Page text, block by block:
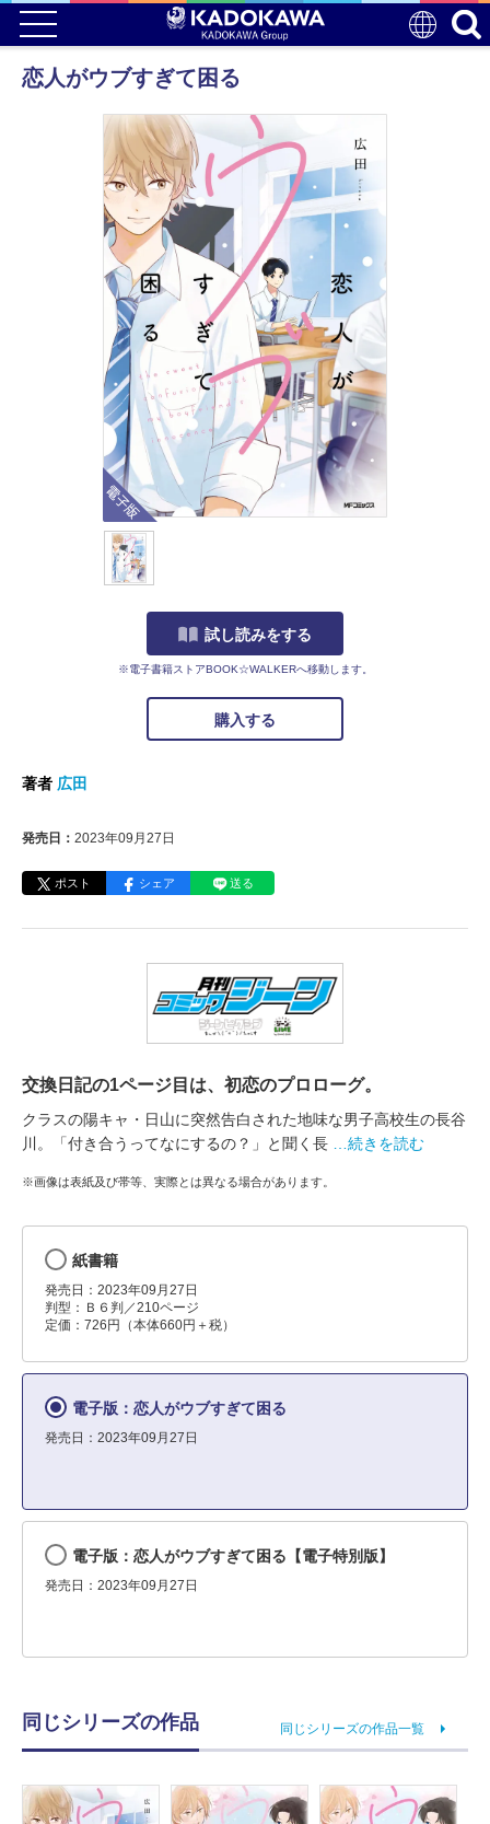
恋人がウブすぎて困る
電子版
試し読みをする
※電子書籍ストアBOOK☆WALKERへ移動します。
購入する
著者 広田
発売日： 2023年09月27日
ポスト シェア 送る
交換日記の1ページ目は、初恋のプロローグ。
クラスの陽キャ・日山に突然告白された地味な男子高校生の長谷
川。「付き合うってなにするの？」と聞く長
…続きを読む
※画像は表紙及び帯等、実際とは異なる場合があります。
紙書籍
発売日：2023年09月27日
判型：Ｂ６判／210ページ
定価：726円（本体660円＋税）
電子版：恋人がウブすぎて困る
発売日：2023年09月27日
電子版：恋人がウブすぎて困る【電子特別版】
発売日：2023年09月27日
同じシリーズの作品 同じシリーズの作品一覧